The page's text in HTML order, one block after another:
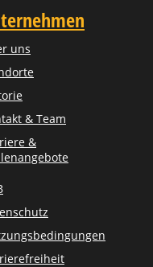
uns
& Team
&